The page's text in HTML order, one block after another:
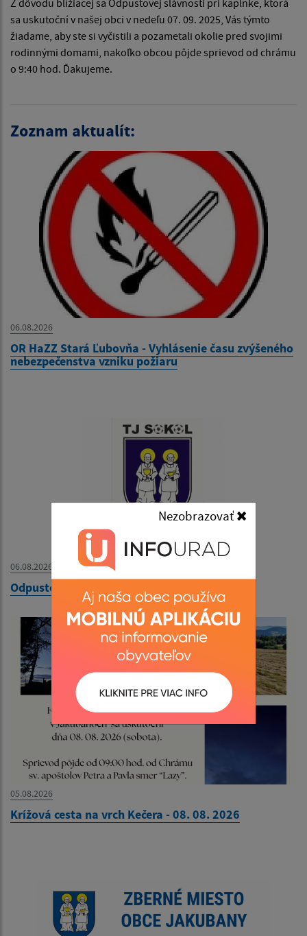
Nezobrazovať
sa uskutoční v našej obci v nedeľu 07. 09. 2025, Vás týmto
žiadame, aby ste si vyčistili a pozametali okolie pred svojimi
rodinnými domami, nakoľko obcou pôjde sprievod od chrámu
o 9:40 hod. Ďakujeme.
Zoznam aktualít:
06.08.2026
OR HaZZ Stará Ľubovňa - Vyhlásenie času zvýšeného
nebezpečenstva vzniku požiaru
06.08.2026
Odpustový futbalový turnaj - 09. 08. 2026
05.08.2026
Krížová cesta na vrch Kečera - 08. 08. 2026